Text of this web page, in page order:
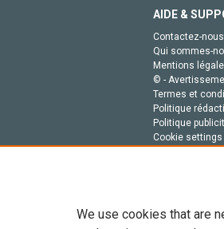
AIDE &
Contactez-nous
Qui sommes-
Mentions
© -
Termes et
Politique
Politique
Cookie settings
We use cookies that are